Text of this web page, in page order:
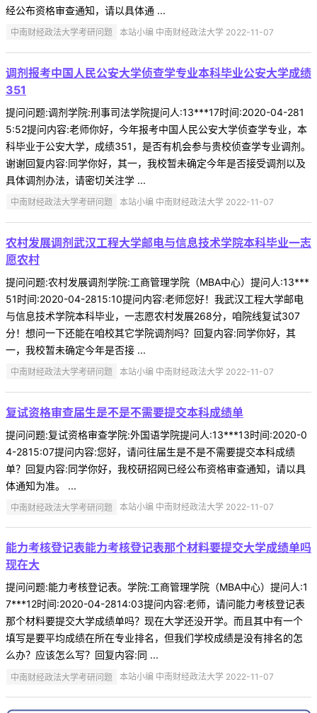
经公布资格审查通知，请以具体通 ...
中南财经政法大学考研问题 本站小编 中南财经政法大学 2022-11-07
调剂报考中国人民公安大学侦查学专业本科毕业公安大学成绩
351
提问问题:调剂学院:刑事司法学院提问人:13***17时间:2020-04-281
5:52提问内容:老师你好，今年报考中国人民公安大学侦查学专业，本
科毕业于公安大学，成绩351，是否有机会参与贵校侦查学专业调剂。
谢谢回复内容:同学你好，其一，我校暂未确定今年是否接受调剂以及
具体调剂办法，请密切关注学 ...
中南财经政法大学考研问题 本站小编 中南财经政法大学 2022-11-07
农村发展调剂武汉工程大学邮电与信息技术学院本科毕业一志
愿农村
提问问题:农村发展调剂学院:工商管理学院（MBA中心）提问人:13***
51时间:2020-04-2815:10提问内容:老师您好！我武汉工程大学邮电
与信息技术学院本科毕业，一志愿农村发展268分，咱院线复试307
分！想问一下还能在咱校其它学院调剂吗？回复内容:同学你好，其
一，我校暂未确定今年是否接 ...
中南财经政法大学考研问题 本站小编 中南财经政法大学 2022-11-07
复试资格审查届生是不是不需要提交本科成绩单
提问问题:复试资格审查学院:外国语学院提问人:13***13时间:2020-0
4-2815:07提问内容:您好，请问往届生是不是不需要提交本科成绩
单？回复内容:同学你好，我校研招网已经公布资格审查通知，请以具
体通知为准。 ...
中南财经政法大学考研问题 本站小编 中南财经政法大学 2022-11-07
能力考核登记表能力考核登记表那个材料要提交大学成绩单吗
现在大
提问问题:能力考核登记表。学院:工商管理学院（MBA中心）提问人:1
7***12时间:2020-04-2814:03提问内容:老师，请问能力考核登记表
那个材料要提交大学成绩单吗？现在大学还没开学。而且其中有一个
填写是要平均成绩在所在专业排名，但我们学校成绩是没有排名的怎
么办？应该怎么写？回复内容:同 ...
中南财经政法大学考研问题 本站小编 中南财经政法大学 2022-11-07